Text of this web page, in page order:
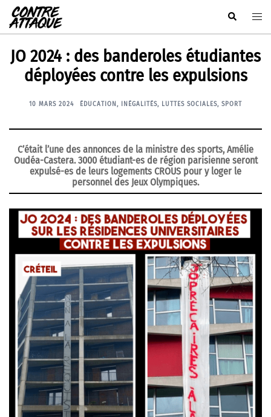
Aller
au
contenu
Rechercher
JO 2024 : des banderoles étudiantes
déployées contre les expulsions
10 MARS 2024 ÉDUCATION , INÉGALITÉS, LUTTES SOCIALES, SPORT
C’était l’une des annonces de la ministre des sports, Amélie
Oudéa-Castera. 3000 étudiant-es de région parisienne seront
expulsé-es de leurs logements CROUS pour y loger le
personnel des Jeux Olympiques.